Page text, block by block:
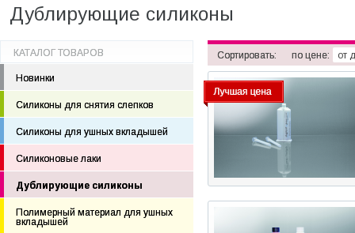
Дублирующие силиконы
КАТАЛОГ ТОВАРОВ
Новинки
Силиконы для снятия слепков
Силиконы для ушных вкладышей
Силиконовые лаки
Дублирующие силиконы
Полимерный материал для ушных
вкладышей
Сортировать: по цене: от